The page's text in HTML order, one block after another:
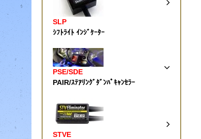
SLP
ｼﾌﾄﾗｲﾄ ｲﾝｼﾞｹｰﾀｰ
PSE/SDE
PAIR/ｽﾃｱﾘﾝｸﾞﾀﾞﾝﾊﾟｷｬﾝｾﾗｰ
STVE